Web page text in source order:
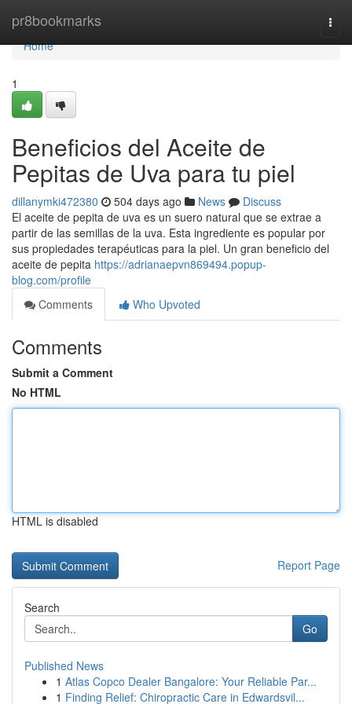
pr8bookmarks
Home
Home
1
Beneficios del Aceite de
Pepitas de Uva para tu piel
dillanymki472380 504 days ago News
Discuss
El aceite de pepita de uva es un suero natural que se extrae a
partir de las semillas de la uva. Esta ingrediente es popular por
sus propiedades terapéuticas para la piel. Un gran beneficio del
aceite de pepita https://adrianaepvn869494.popup-
blog.com/profile
Comments
Who Upvoted
Comments
Submit a Comment
No HTML
HTML is disabled
Report Page
Search
Go
Published News
1 Atlas Copco Dealer Bangalore: Your Reliable Par...
1 Finding Relief: Chiropractic Care in Edwardsvil...